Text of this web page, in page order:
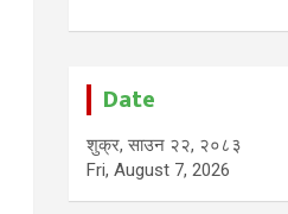
Date
शुक्र, साउन २२, २०८३
Fri, August 7, 2026